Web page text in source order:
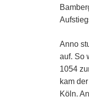
Anno
auf. So
1054
kam
Köln.